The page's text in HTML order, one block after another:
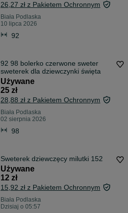
26,27 zł z Pakietem Ochronnym
Biała Podlaska
10 lipca 2026
92
92 98 bolerko czerwone sweter
sweterek dla dziewczynki święta
Używane
25 zł
28,88 zł z Pakietem Ochronnym
Biała Podlaska
02 sierpnia 2026
98
Sweterek dziewczęcy milutki 152
Używane
12 zł
15,92 zł z Pakietem Ochronnym
Biała Podlaska
Dzisiaj o 05:57